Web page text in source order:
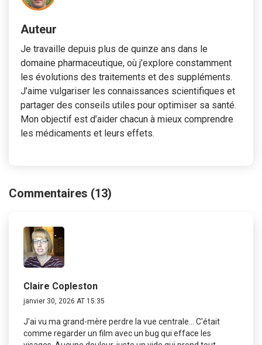
Auteur
Je travaille depuis plus de quinze ans dans le
domaine pharmaceutique, où j’explore constamment
les évolutions des traitements et des suppléments.
J’aime vulgariser les connaissances scientifiques et
partager des conseils utiles pour optimiser sa santé.
Mon objectif est d’aider chacun à mieux comprendre
les médicaments et leurs effets.
Commentaires (13)
Claire Copleston
janvier 30, 2026 AT 15:35
J'ai vu ma grand-mère perdre la vue centrale... C'était
comme regarder un film avec un bug qui efface les